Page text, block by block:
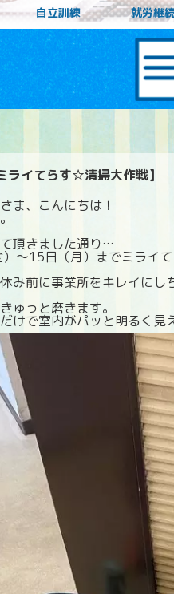
自立訓練 就労継
ライてらす☆清掃大作戦】
ま、こんにちは！
頂きました通り…
み前に事業所をキレイにし
ゅっと磨きます。
けで室内がパッと明るく見